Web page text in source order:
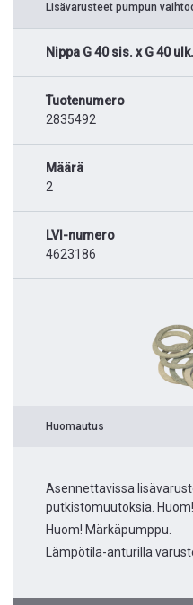
Lisävarusteet pumpun
Nippa G 40 sis. x G 40
Tuotenumero
2835492
Määrä
2
LVI-numero
4623186
Huomautus
Asennettavissa
putkistomuutoksia.
Huom! Märkäpumppu.
Lämpötila-anturilla